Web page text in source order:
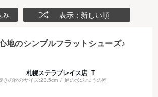
み 表示：新しい順
地のシンプルフラットシューズ♪
札幌ステラプレイス店_T
きの靴のサイズ:23.5cm 足の形: ふつうの幅